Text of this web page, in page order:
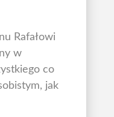
Rafałowi
w
co
jak